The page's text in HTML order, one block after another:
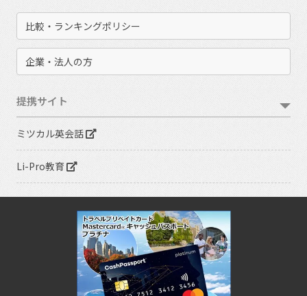
比較・ランキングポリシー
企業・法人の方
提携サイト
ミツカル英会話
Li-Pro教育